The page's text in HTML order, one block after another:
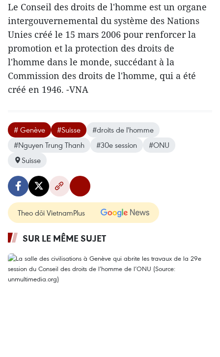
Le Conseil des droits de l'homme est un organe
intergouvernemental du système des Nations
Unies créé le 15 mars 2006 pour renforcer la
promotion et la protection des droits de
l'homme dans le monde, succédant à la
Commission des droits de l'homme, qui a été
créé en 1946. -VNA
# Genève #Suisse
#droits de l'homme
#Nguyen Trung Thanh
#30e session
#ONU
Suisse
Theo dõi VietnamPlus
SUR LE MÊME SUJET